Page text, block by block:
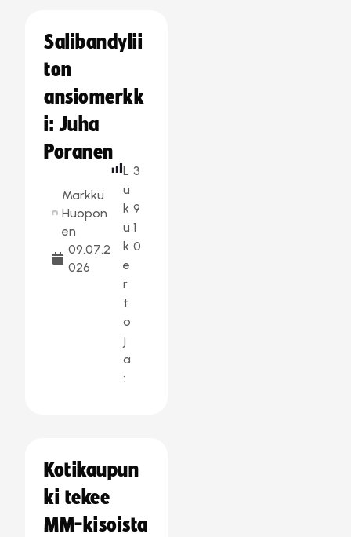
Salibandylii
ton
ansiomerkk
i: Juha
Poranen
Markku
Huopon
en
09.07.2
026
L
u
k
u
k
e
r
t
o
j
a
:
3
9
1
0
Kotikaupun
ki tekee
MM-kisoista